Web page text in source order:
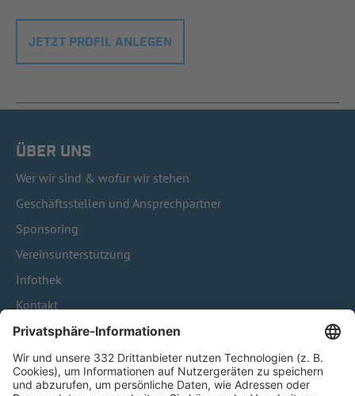
JETZT PROFIL ANLEGEN
ÜBER UNS
Wer wir sind & wofür wir stehen
Geschäftsstellen und Ansprechpartner
Sponsoring
Vereinsunterstützung
Infothek
Kontakt
HÄUFIG BESUCHTE SEITEN
Pässe und Vereinswechsel